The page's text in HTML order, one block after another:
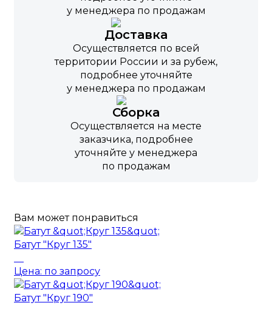
у менеджера по продажам
Доставка
Осуществляется по всей
территории России и за рубеж,
подробнее уточняйте
у менеджера по продажам
Сборка
Осуществляется на месте
заказчика, подробнее
уточняйте у менеджера
по продажам
Вам может понравиться
Батут "Круг 135"
Цена: по запросу
Батут "Круг 190"